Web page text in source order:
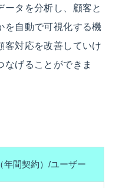
ータを分析し、顧客と
を自動で可視化する機
客対応を改善していけ
なげることができま
年間契約）/ユーザー